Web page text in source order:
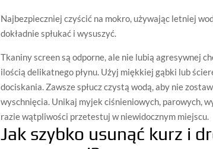
Najbezpieczniej czyścić na mokro, używając letniej
dokładnie spłukać i wysuszyć.
Tkaniny screen są odporne, ale nie lubią agresywnej
ilością delikatnego płynu. Użyj miękkiej gąbki lub
dociskania. Zawsze spłucz czystą wodą, aby nie
wyschnięcia. Unikaj myjek ciśnieniowych, parowych,
razie wątpliwości przetestuj w niewidocznym miejscu.
Jak szybko usunąć kurz i